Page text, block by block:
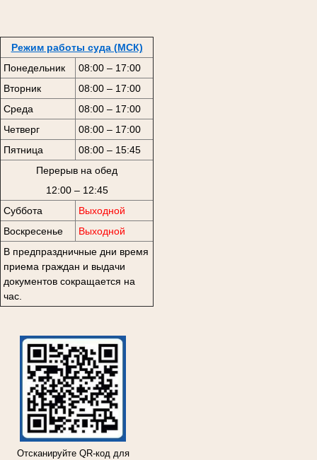
Режим работы суда (МСК)
Понедельник
08:00 – 17:00
Вторник
08:00 – 17:00
Среда
08:00 – 17:00
Четверг
08:00 – 17:00
Пятница
08:00 – 15:45
Перерыв на обед
12:00 – 12:45
Суббота
Выходной
Воскресенье
Выходной
В предпраздничные дни время
приема граждан и выдачи
документов сокращается на
час.
Отсканируйте QR-код для